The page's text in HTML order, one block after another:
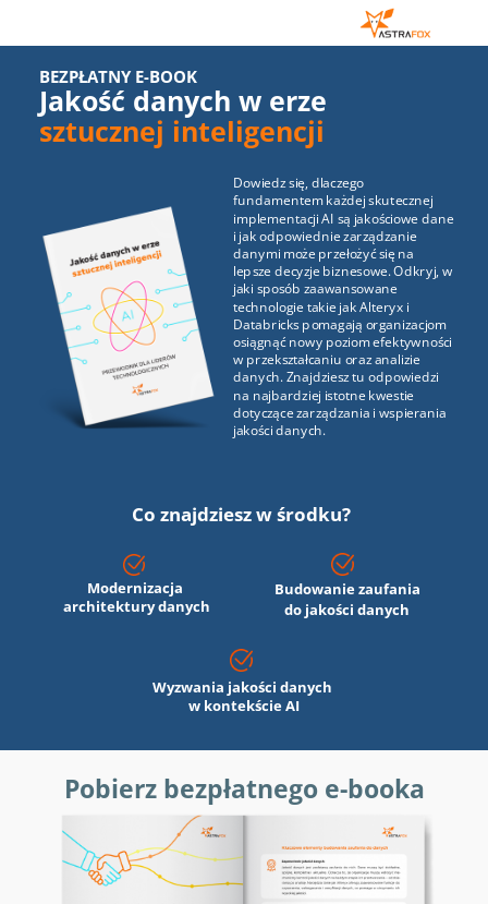
BEZPŁATNY E-BOOK
Jakość danych w erze
sztucznej inteligencji
Co znajdziesz w środku?
Modernizacja
architekturydanych
Budowanie zaufania
do jakości danych
Wyzwania jakości danych
w kontekście AI
Dowiedz się, dlaczego
fundamentem każdej skutecznej
implementacji AI są jakościowe dane
i jak odpowiednie zarządzanie
danymi może przełożyć się na
lepsze decyzje biznesowe. Odkryj, w
jaki sposób zaawansowane
technologie takie jak Alteryx i
Databricks pomagają organizacjom
osiągnąć nowy poziom efektywności
w przekształcaniu oraz analizie
danych. Znajdziesz tu odpowiedzi
na najbardziej istotne kwestie
dotyczące zarządzania i wspierania
jakości danych.
Pobierz bezpłatnego e-booka